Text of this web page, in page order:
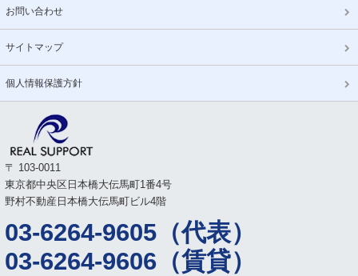
お問い合わせ
サイトマップ
個人情報保護方針
〒 103-0011
東京都中央区日本橋大伝馬町1番4号
野村不動産日本橋大伝馬町ビル4階
03-6264-9605（代表）
03-6264-9606（賃貸）